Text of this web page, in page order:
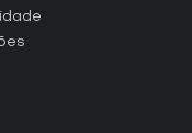
Key Epic Games?
Key GOG?
Key Ubisoft Connect?
Key EA App?